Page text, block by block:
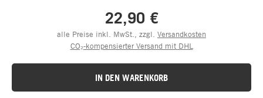
22,90 €
alle Preise inkl. MwSt., zzgl. Versandkosten
CO₂-kompensierter Versand mit DHL
IN DEN WARENKORB